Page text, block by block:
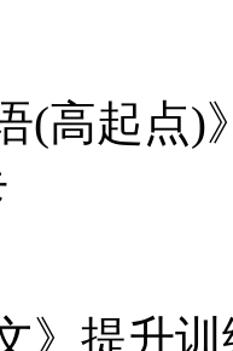
(高起点)
》提升